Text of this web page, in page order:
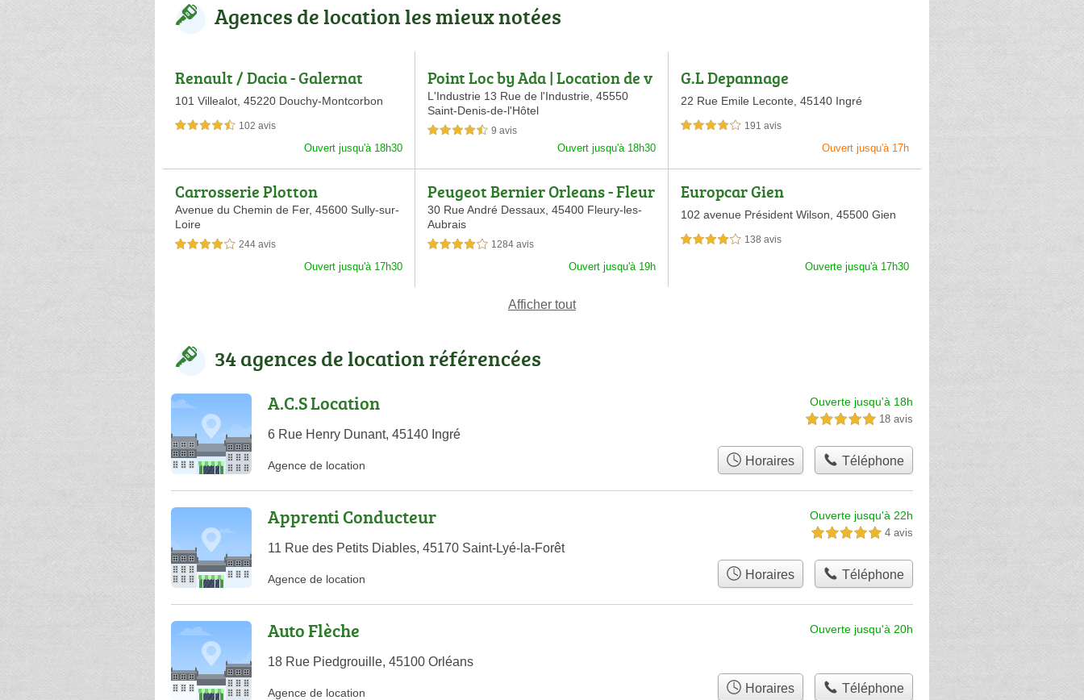
Agences de location les mieux notées
Renault / Dacia - Galernat
101 Villealot, 45220 Douchy-Montcorbon
4,5 étoiles sur 5 102 avis
Ouvert jusqu'à 18h30
Point Loc by Ada | Location de v
oiture Saint-Denis de l'Hôtel
L'Industrie 13 Rue de l'Industrie,45550
Saint-Denis-de-l'Hôtel
4,5 étoiles sur 5 9 avis
Ouvert jusqu'à 18h30
G.L Depannage
22 Rue Emile Leconte, 45140 Ingré
4,0 étoiles sur 5 191 avis
Ouvert jusqu'à 17h
Carrosserie Plotton
Avenue du Chemin de Fer, 45600 Sully-sur-
Loire
4,0 étoiles sur 5 244 avis
Ouvert jusqu'à 17h30
Peugeot Bernier Orleans - Fleur
y Les Aubrais
30 Rue André Dessaux,45400 Fleury-les-
Aubrais
4,0 étoiles sur 5 1284 avis
Ouvert jusqu'à 19h
Europcar Gien
102 avenue Président Wilson, 45500 Gien
4,0 étoiles sur 5 138 avis
Ouverte jusqu'à 17h30
Afficher tout
34 agences de location référencées
A.C.S Location
6 Rue Henry Dunant, 45140 Ingré
Ouverte jusqu'à 18h
5,0 étoiles sur 5 18 avis
Agence de location Horaires Téléphone
Apprenti Conducteur
11 Rue des Petits Diables, 45170 Saint-Lyé-la-Forêt
Ouverte jusqu'à 22h
5,0 étoiles sur 5 4 avis
Agence de location Horaires Téléphone
Auto Flèche
18 Rue Piedgrouille, 45100 Orléans
Ouverte jusqu'à 20h
Agence de location Horaires Téléphone